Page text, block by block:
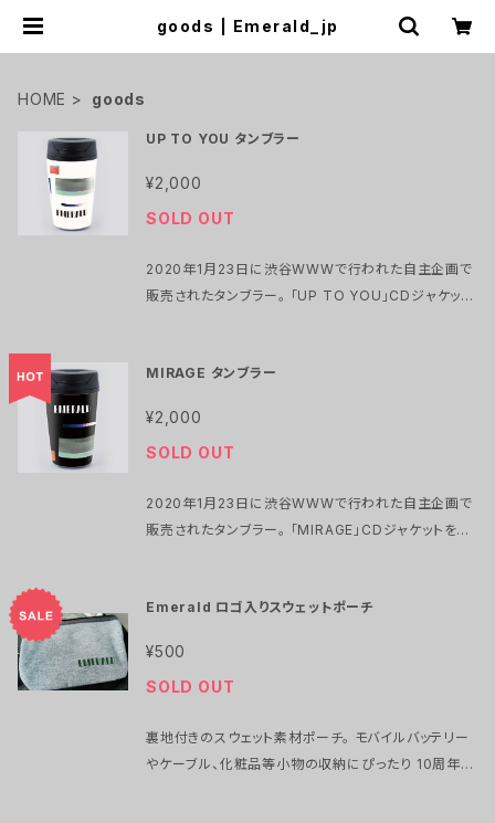
goods | Emerald_jp
HOME goods
UP TO YOU タンブラー
¥2,000
SOLD OUT
2020年1月23日に渋谷WWWで行われた自主企画で
販売されたタンブラー。 「UP TO YOU」CDジャケット
MIRAGE タンブラー
¥2,000
SOLD OUT
2020年1月23日に渋谷WWWで行われた自主企画で
販売されたタンブラー。 「MIRAGE」CDジャケットを元
Emerald ロゴ入りスウェットポーチ
¥500
SOLD OUT
裏地付きのスウェット素材ポーチ。 モバイルバッテリー
やケーブル、化粧品等小物の収納にぴったり 10周年を